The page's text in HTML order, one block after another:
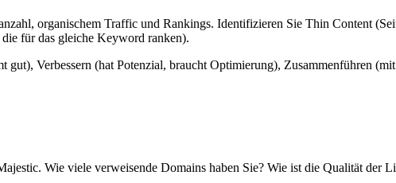
organischem Traffic und Rankings. Identifizieren Sie Thin Content
für das gleiche Keyword ranken).
Verbessern (hat Potenzial, braucht Optimierung), Zusammenführen
Wie viele verweisende Domains haben Sie? Wie ist die Qualität der